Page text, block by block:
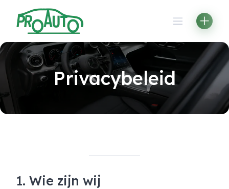
content
Privacybeleid
1. Wie zijn wij